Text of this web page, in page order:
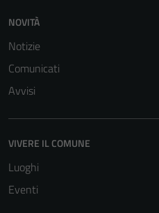
NOVITÀ
Notizie
Comunicati
Avvisi
VIVERE IL COMUNE
Luoghi
Eventi